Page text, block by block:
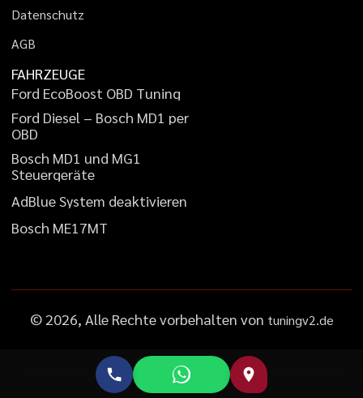
Datenschutz
AGB
FAHRZEUGE
Ford EcoBoost OBD Tuning
Ford Diesel – Bosch MD1 per
OBD
Bosch MD1 und MG1
Steuergeräte
AdBlueSystem deaktivieren
Bosch ME17MT
© 2026, Alle Rechte vorbehalten von tuningv2.de